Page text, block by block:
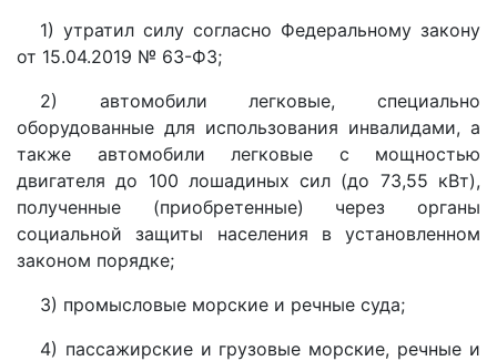
1) утратил силу согласно Федеральному закону
от 15.04.2019 № 63-ФЗ;
2) автомобили легковые, специально
оборудованные для использования инвалидами, а
также автомобили легковые с мощностью
двигателя до 100 лошадиных сил (до 73,55 кВт),
полученные (приобретенные) через органы
социальной защиты населения в установленном
законом порядке;
3) промысловые морские и речные суда;
4) пассажирские и грузовые морские, речные и